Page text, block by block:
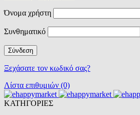
Όνομα χρήστη
Συνθηματικό
Ξεχάσατε τον κωδικό σας?
Λίστα επιθυμιών (0)
ΚΑΤΗΓΟΡΙΕΣ